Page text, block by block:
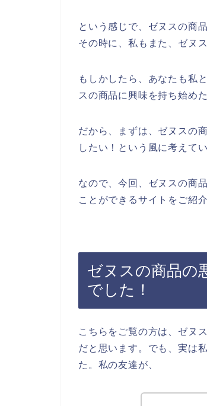
という感じで、ゼヌスの商
その時に、私もまた、ゼヌ
もしかしたら、あなたも私
スの商品に興味を持ち始め
だから、まずは、ゼヌスの
したい！という風に考えて
なので、今回、ゼヌスの商
ことができるサイトをご紹
ゼヌスの商品の
でした！
こちらをご覧の方は、ゼヌ
だと思います。でも、実は
た。私の友達が、